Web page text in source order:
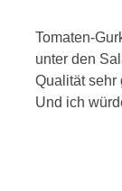
Tomaten-
unter den
Qualität sehr
Und ich